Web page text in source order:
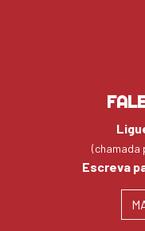
(chamada
Escreva